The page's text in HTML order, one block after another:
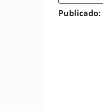
Publicado: